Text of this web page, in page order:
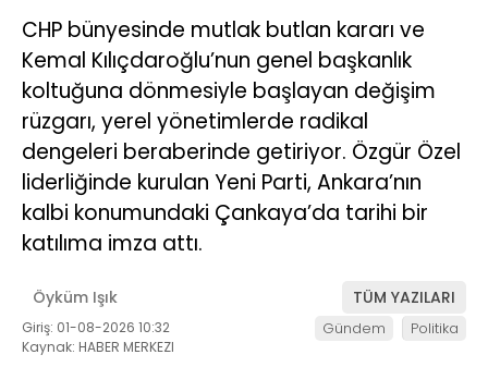
CHP bünyesinde mutlak butlan kararı ve
Kemal Kılıçdaroğlu’nun genel başkanlık
koltuğuna dönmesiyle başlayan değişim
rüzgarı, yerel yönetimlerde radikal
dengeleri beraberinde getiriyor. Özgür Özel
liderliğinde kurulan Yeni Parti, Ankara’nın
kalbi konumundaki Çankaya’da tarihi bir
katılıma imza attı.
Öyküm Işık TÜM YAZILARI
Giriş: 01-08-2026 10:32
Kaynak: HABER MERKEZI
Gündem Politika